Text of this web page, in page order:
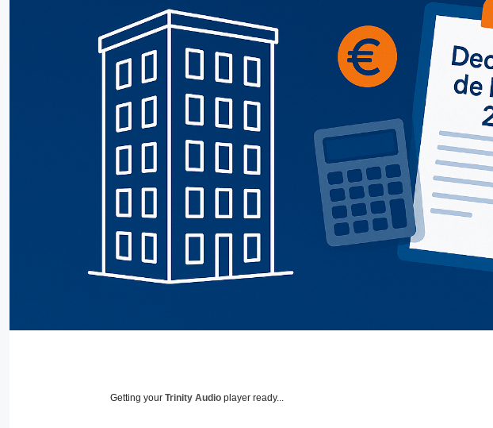
Getting your Trinity Audio player ready...